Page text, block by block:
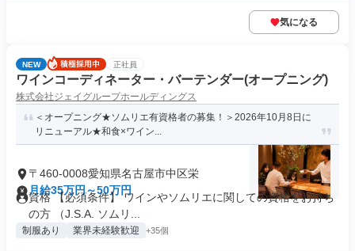
気になる
NEW 正社員
ワインコーディネーター・バーテンダー(オープニング)
株式会社ジェイグループホールディングス
＜オープニング★ソムリエ有資格者の募集！＞2026年10月8日に
リニューアル★和食×ワイン...
〒460-0008愛知県名古屋市中区栄
月給35万円～50万円
資格 【必須条件】 ワインやソムリエに関しての資格をお持ち
の方 （J.S.A. ソムリ...
制服あり 業界未経験歓迎 +35個